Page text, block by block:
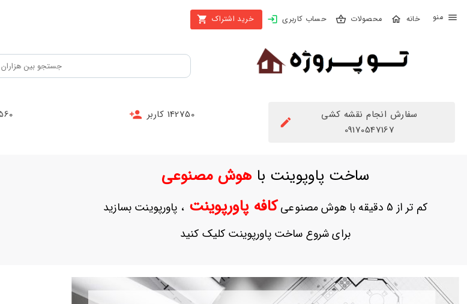
محصولات حساب کاربری خرید اشتراک
بستن
محصولات
سفارش انجام نقشه کشی
09170547167
142750 کاربر 180560
ساخت پاوپوینت باهوش مصنوعی
کم تر از 5 دقیقه با هوش مصنوعی کافه پاورپوینت، پاورپوینت بسازید
برای شروع ساخت پاورپوینت کلیک کنید